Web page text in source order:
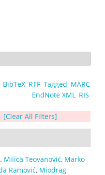
BibTeX RTF Tagged MARC
EndNote XML
RIS
[Clear All Filters]
, Milica Teovanović, Marko
Ramović, Miodrag